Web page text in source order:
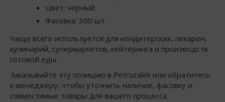
Цвет: чёрный
Фасовка: 300 шт
Чаще всего используется для кондитерских, пекарен,
кулинарий, супермаркетов, кейтеринга и производств
готовой еды.
Заказывайте эту позицию в Petruzalek или обратитесь
к менеджеру, чтобы уточнить наличие, фасовку и
совместимые товары для вашего процесса.